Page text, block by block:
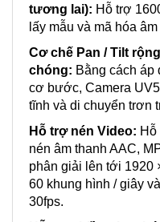
tương lai): Hỗ trợ
lấy mẫu và mã hóa
Cơ chế Pan / Tilt
chóng: Bằng cách áp
cơ bước, Camera
tĩnh và di chuyển trơn
Hỗ trợ nén Video: Hỗ
nén âm thanh AAC,
phân giải lên tới 1920
60 khung hình / giây
30fps.